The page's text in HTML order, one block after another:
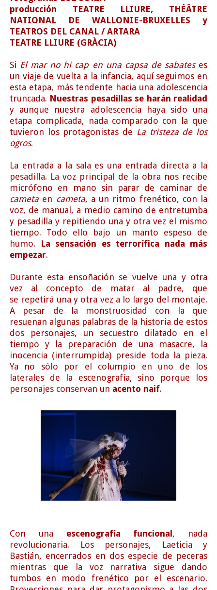
producción TEATRE LLIURE, THÉÂTRE
NATIONAL DE WALLONIE-BRUXELLES y
TEATROS DEL CANAL / ARTARA
TEATRE LLIURE (GRÀCIA)
Si El mar no hi cap en una capsa de sabateses
un viaje de vuelta a la infancia, aquí seguimos en
esta etapa, más tendente hacia una adolescencia
truncada. Nuestras pesadillas se harán realidad
y aunque nuestra adolescencia haya sido una
etapa complicada, nada comparado con la que
tuvieron los protagonistas de La tristeza de los
ogros.
La entrada a la sala es una entrada directa a la
pesadilla. La voz principal de la obra nos recibe
micrófono en mano sin parar de caminar de
cameta en cameta, a un ritmo frenético, con la
voz, de manual, a medio camino de entretumba
y pesadilla y repitiendo una y otra vez el mismo
tiempo. Todo ello bajo un manto espeso de
humo.
La sensación es terrorífica nada más
empezar.
Durante esta ensoñación se vuelve una y otra
vez al concepto de matar al padre, que
se repetirá una y otra vez a lo largo del montaje.
A pesar de la monstruosidad con la que
resuenan algunas palabras de la historia de estos
dos personajes, un secuestro dilatado en el
tiempo y la preparación de una masacre, la
inocencia (interrumpida) preside toda la pieza.
Ya no sólo por el columpio en uno de los
laterales de la escenografía, sino porque los
personajes conservan un acento naif.
Con una escenografía funcional , nada
revolucionaria. Los personajes, Laeticia y
Bastián, encerrados en dos especie de peceras
mientras que la voz narrativa sigue dando
tumbos en modo frenético por el escenario.